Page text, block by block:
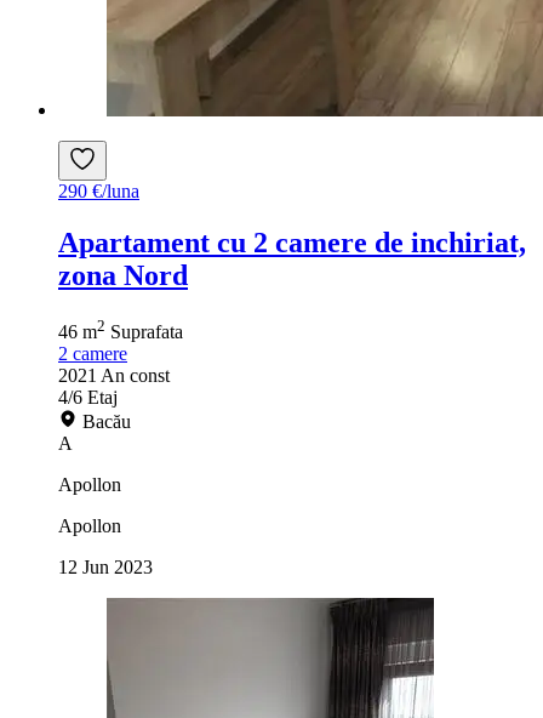
290 €/luna
Apartament cu 2 camere de inchiriat,
zona Nord
46 m2 Suprafata
2 camere
2021 An const
4/6 Etaj
Bacău
A
Apollon
Apollon
12 Jun 2023